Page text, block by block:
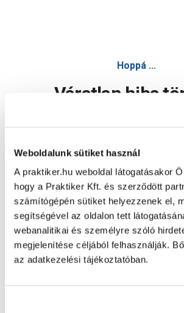
Weboldalunk sütiket használ
A praktiker.hu weboldal látogatásakor
hogy a Praktiker Kft. és szerződött
számítógépén sütiket helyezzenek el,
segítségével az oldalon tett
webanalitikai és személyre szóló
megjelenítése céljából felhasználják.
az adatkezelési tájékoztatóban.
Hoppá ...
Váratlan hiba
Oldal újratöltése